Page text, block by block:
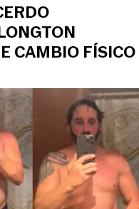
CAMBIO FÍSICO